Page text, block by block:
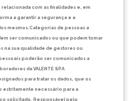
com as finalidades e, em
a garantir a segurança e a
mesmos.Categorias de pessoas a
ser comunicados ou que podem tomar
na sua qualidade de gestores ou
poderão ser comunicados a
da VALENTE SPA
para tratar os dados, que os
estritamente necessário para a
solicitado. Responsável pelo